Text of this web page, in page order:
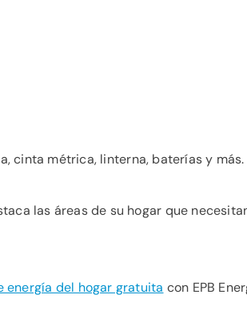
cinta métrica, linterna, baterías y más.
las áreas de su hogar que
energía del hogar gratuita con EPB